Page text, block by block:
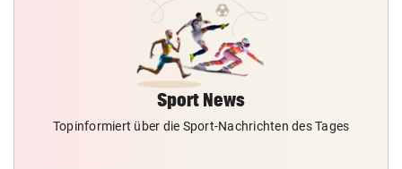
Sport News
Topinformiert über die Sport-Nachrichten des Tages